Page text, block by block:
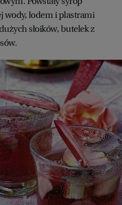
wody, lodem i plastrami
słoików, butelek z